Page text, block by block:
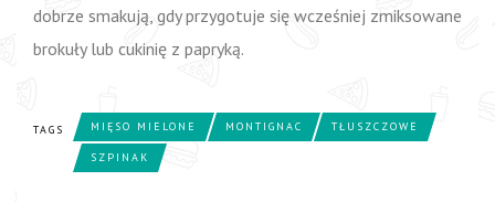
dobrze smakują, gdy przygotuje się wcześniej zmiksowane
brokuły lub cukinię z papryką.
TAGS MIĘSO MIELONE MONTIGNAC TŁUSZCZOWE
SZPINAK